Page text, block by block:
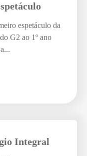
espetáculo da
G2 ao 1º ano
Integral